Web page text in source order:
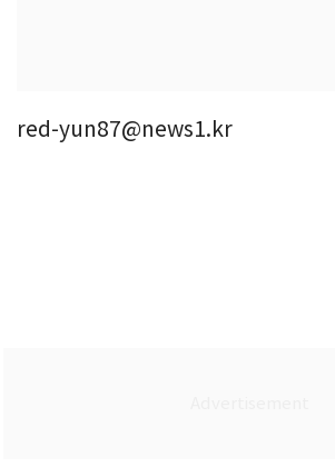
red-yun87@news1.kr